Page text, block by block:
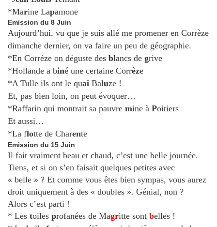
*Marine Lapamone
Emission du 8 Juin
Aujourd’hui, vu que je suis allé me promener en Corrèze
dimanche dernier, on va faire un peu de géographie.
*En Corrèze on déguste des blancs de grive
*Hollande a biné une certaine Corrèze
*A Tulle ils ont le quai Baluze !
Et, pas bien loin, on peut évoquer…
*Raffarin qui montrait sa pauvre mine à Poitiers
Et aussi…
*La flotte de Charente
Emission du 15 Juin
Il fait vraiment beau et chaud, c’est une belle journée.
Tiens, et si on s’en faisait quelques petites avec
« belle » ? Et comme vous êtes bien sympas, vous aurez
droit uniquement à des « doubles ». Génial, non ?
Alors c’est parti !
* Les toiles profanées de Magritte sont belles !